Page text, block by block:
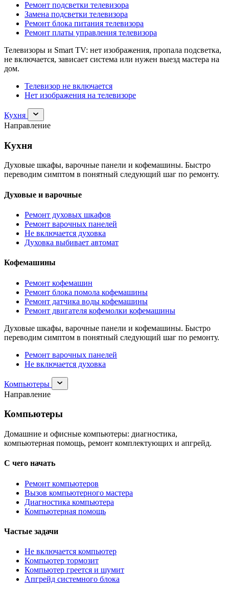
Ремонт подсветки телевизора
Замена подсветки телевизора
Ремонт блока питания телевизора
Ремонт платы управления телевизора
Телевизоры и Smart TV: нет изображения, пропала подсветка,
не включается, зависает система или нужен выезд мастера на
дом.
Телевизор не включается
Нет изображения на телевизоре
Кухня
Раскрыть
раздел
Кухня
Направление
Кухня
Духовые шкафы, варочные панели и кофемашины. Быстро
переводим симптом в понятный следующий шаг по ремонту.
Духовые и варочные
Ремонт духовых шкафов
Ремонт варочных панелей
Не включается духовка
Духовка выбивает автомат
Кофемашины
Ремонт кофемашин
Ремонт блока помола кофемашины
Ремонт датчика воды кофемашины
Ремонт двигателя кофемолки кофемашины
Духовые шкафы, варочные панели и кофемашины. Быстро
переводим симптом в понятный следующий шаг по ремонту.
Ремонт варочных панелей
Не включается духовка
Компьютеры
Раскрыть
раздел
Направление
Компьютеры
Домашние и офисные компьютеры: диагностика,
компьютерная помощь, ремонт комплектующих и апгрейд.
С чего начать
Ремонт компьютеров
Вызов компьютерного мастера
Диагностика компьютера
Компьютерная помощь
Частые задачи
Не включается компьютер
Компьютер тормозит
Компьютер греется и шумит
Апгрейд системного блока